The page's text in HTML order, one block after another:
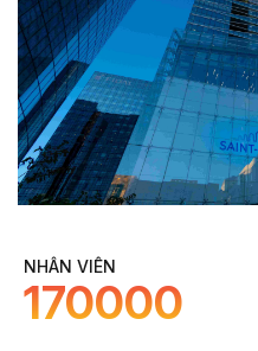
NHÂN VIÊN
170000